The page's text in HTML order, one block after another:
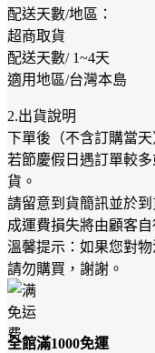
配送天數/地區：
超商取貨
配送天數/ 1~4天
適用地區/台灣本島
2.出貨說明
下單後（不含訂購當
若節慶假日遇訂單較
貨。
請留意到貨簡訊並於
成運費損失將由顧客自
溫馨提示：如果您對
請勿購買，謝謝。
全館滿1000免運